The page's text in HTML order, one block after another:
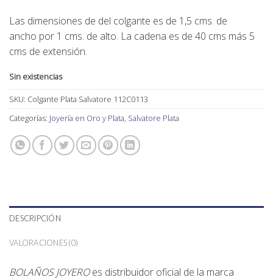
Las dimensiones de del colgante es de 1,5 cms. de
ancho por 1 cms. de alto. La cadena es de 40 cms más 5
cms de extensión.
Sin existencias
SKU: Colgante Plata Salvatore 112C0113
Categorías: Joyería en Oro y Plata, Salvatore Plata
DESCRIPCIÓN
VALORACIONES (0)
BOLAÑOS JOYEROes distribuidor oficial de la marca